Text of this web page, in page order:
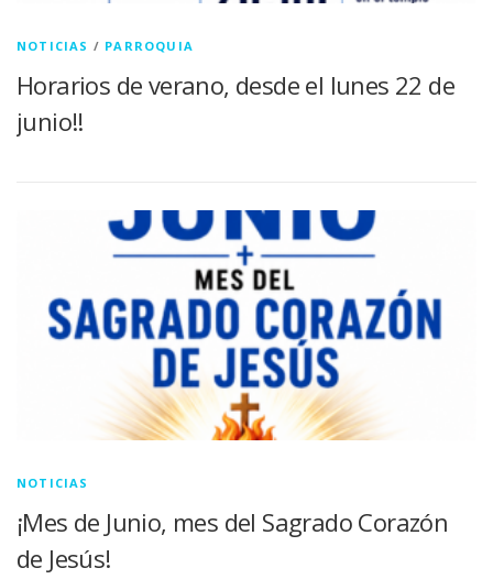
NOTICIAS / PARROQUIA
Horarios de verano, desde el lunes 22 de
junio!!
NOTICIAS
¡Mes de Junio, mes del Sagrado Corazón
de Jesús!